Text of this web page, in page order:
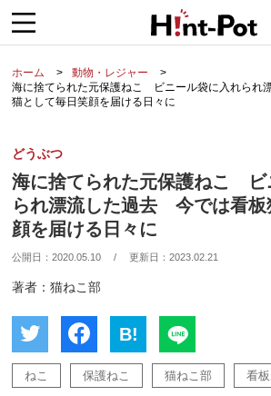
ホーム
動物・レジャー
海に捨てられた元保護ねこ ビニール袋に入れられ
猫として毎日笑顔を届ける日々に
どうぶつ
海に捨てられた元保護ねこ ビ
られ漂流した過去 今では看板
顔を届ける日々に
公開日：2020.05.10 / 更新日：2023.02.21
著者：猫ねこ部
B!
ねこ 保護ねこ 猫ねこ部 看